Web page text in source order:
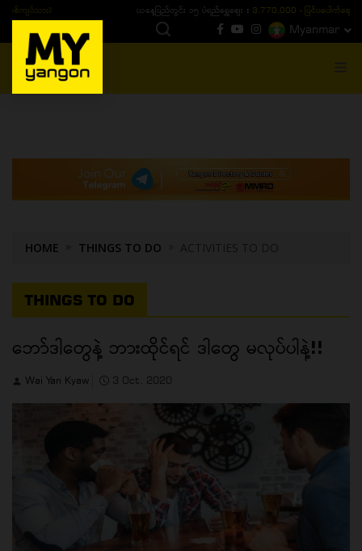
ယနေ့ပြည်တွင်း ၁၅ ပဲရည်ရွှေဈေး : 3,770,000 - ပြင်ပပေါက်စျေး (၁၆ ပဲရည် တစ်ကျပ်
Myanmar
MENU
HOME THINGS TO DO ACTIVITIES TO DO
THINGS TO DO
ဘော်ဒါတွေနဲ့ ဘားထိုင်ရင် ဒါတွေ မလုပ်ပါနဲ့!!
Wai Yan Kyaw 3 Oct, 2020